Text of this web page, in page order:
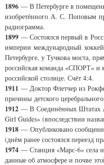
1896 — В Петербурге в
изобретённого А. С. Поповым
радиограмма.
1899 — Состоялся первый в
империи международный
Петербурге, у Тучкова моста,
российская команда «СПОРТ» и
российской столице. Счёт 4:4.
1911 — Доктор Флетчер из
причины детского
1912 — В Соединённых Штатах
Girl Guides» (впоследствии
1918 — Опубликовано
(днём ранее состоялся переезд
1974 — Станция «Марс-6» села
данные об атмосфере и почве